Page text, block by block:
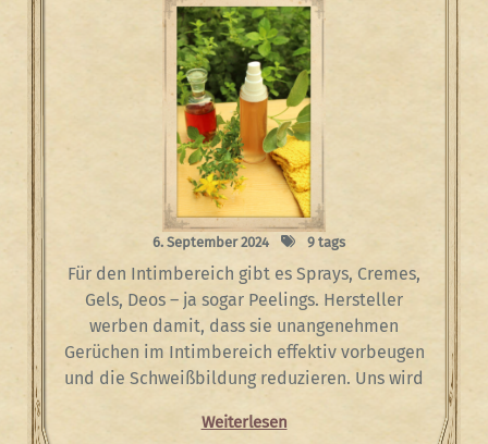
6. September 2024 9 tags
Für den Intimbereich gibt es Sprays, Cremes,
Gels, Deos – ja sogar Peelings. Hersteller
werben damit, dass sie unangenehmen
Gerüchen im Intimbereich effektiv vorbeugen
und die Schweißbildung reduzieren. Uns wird
Weiterlesen